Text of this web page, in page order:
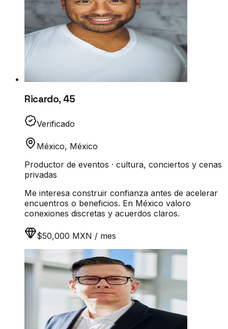
Ricardo, 45
Verificado
México, México
Productor de eventos · cultura, conciertos y cenas
privadas
Me interesa construir confianza antes de acelerar
encuentros o beneficios. En México valoro
conexiones discretas y acuerdos claros.
$50,000 MXN / mes